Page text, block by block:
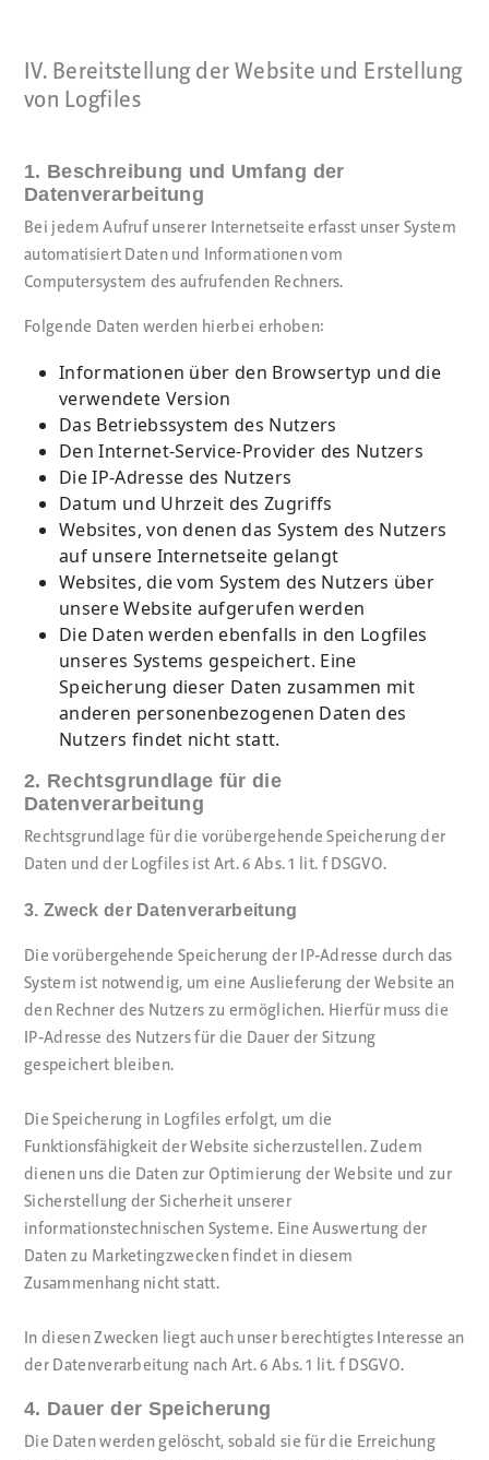
IV. Bereitstellung der Website und Erstellung
von Logfiles
1. Beschreibung und Umfang der
Datenverarbeitung
Bei jedem Aufruf unserer Internetseite erfasst unser System
automatisiert Daten und Informationen vom
Computersystem des aufrufenden Rechners.
Folgende Daten werden hierbei erhoben:
Informationen über den Browsertyp und die
verwendete Version
Das Betriebssystem des Nutzers
Den Internet-Service-Provider des Nutzers
Die IP-Adresse des Nutzers
Datum und Uhrzeit des Zugriffs
Websites, von denen das System des Nutzers
auf unsere Internetseite gelangt
Websites, die vom System des Nutzers über
unsere Website aufgerufen werden
Die Daten werden ebenfalls in den Logfiles
unseres Systems gespeichert. Eine
Speicherung dieser Daten zusammen mit
anderen personenbezogenen Daten des
Nutzers findet nicht statt.
2. Rechtsgrundlage für die
Datenverarbeitung
Rechtsgrundlage für die vorübergehende Speicherung der
Daten und der Logfiles ist Art. 6 Abs. 1 lit. f DSGVO.
3. Zweck der Datenverarbeitung
Die vorübergehende Speicherung der IP-Adresse durch das
System ist notwendig, um eine Auslieferung der Website an
den Rechner des Nutzers zu ermöglichen. Hierfür muss die
IP-Adresse des Nutzers für die Dauer der Sitzung
gespeichert bleiben.
Die Speicherung in Logfiles erfolgt, um die
Funktionsfähigkeit der Website sicherzustellen. Zudem
dienen uns die Daten zur Optimierung der Website und zur
Sicherstellung der Sicherheit unserer
informationstechnischen Systeme. Eine Auswertung der
Daten zu Marketingzwecken findet in diesem
Zusammenhang nicht statt.
In diesen Zwecken liegt auch unser berechtigtes Interesse an
der Datenverarbeitung nach Art. 6 Abs. 1 lit. f DSGVO.
4. Dauer der Speicherung
Die Daten werden gelöscht, sobald sie für die Erreichung